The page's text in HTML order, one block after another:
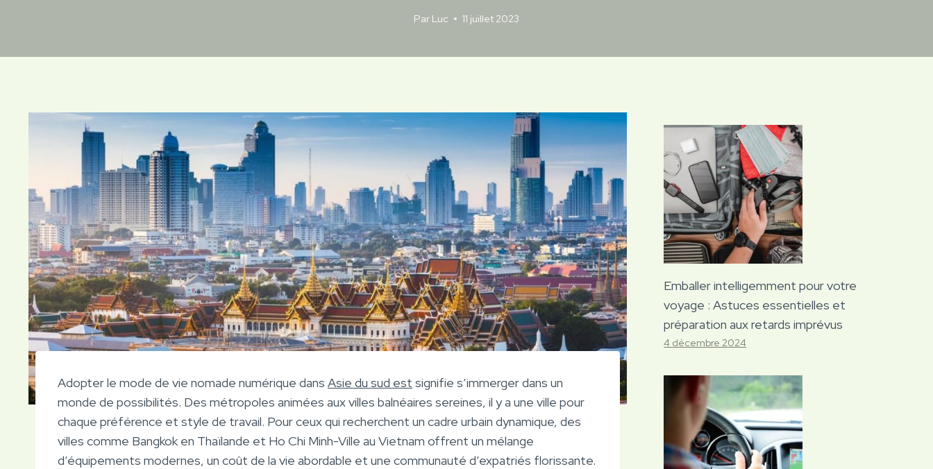
Par Luc 11 juillet 2023
Adopter le mode de vie nomade numérique dans Asie du sud est signifie s’immerger dans un
monde de possibilités. Des métropoles animées aux villes balnéaires sereines, il y a une ville pour
chaque préférence et style de travail. Pour ceux qui recherchent un cadre urbain dynamique, des
villes comme Bangkok en Thaïlande et Ho Chi Minh-Ville au Vietnam offrent un mélange
d’équipements modernes, un coût de la vie abordable et une communauté d’expatriés florissante.
Emballer intelligemment pour votre
voyage : Astuces essentielles et
préparation aux retards imprévus
4 décembre 2024